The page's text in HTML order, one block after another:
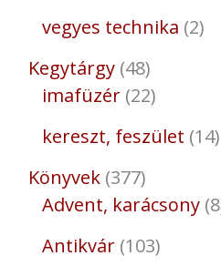
vegyes technika 2
Kegytárgy 48
imafüzér 22
kereszt, feszület 14
Könyvek 377
Advent, karácsony 8
Antikvár 103